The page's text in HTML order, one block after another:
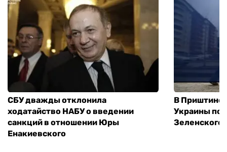
СБУ дважды отклонила
ходатайство НАБУ о введении
санкций в отношении Юры
Енакиевского
В Приштине
Украины
Зеленского